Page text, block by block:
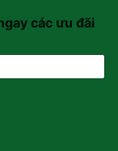
các ưu đãi